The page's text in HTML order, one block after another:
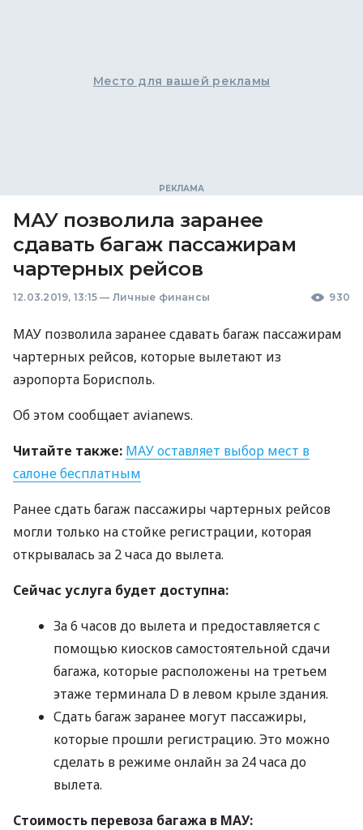
Место для вашей рекламы
МАУ позволила заранее
сдавать багаж пассажирам
чартерных рейсов
12.03.2019, 13:15 — Личные финансы 930
МАУ позволила заранее сдавать багаж пассажирам
чартерных рейсов, которые вылетают из
аэропорта Борисполь.
Об этом сообщает avianews.
Читайте также: МАУоставляет выбор мест в
салоне бесплатным
Ранее сдать багаж пассажиры чартерных рейсов
могли только на стойке регистрации, которая
открывалась за 2 часа до вылета.
Сейчас услуга будет доступна:
За 6 часов до вылета и предоставляется с
помощью киосков самостоятельной сдачи
багажа, которые расположены на третьем
этаже терминала D в левом крыле здания.
Сдать багаж заранее могут пассажиры,
которые прошли регистрацию. Это можно
сделать в режиме онлайн за 24 часа до
вылета.
Стоимость перевоза багажа в МАУ: